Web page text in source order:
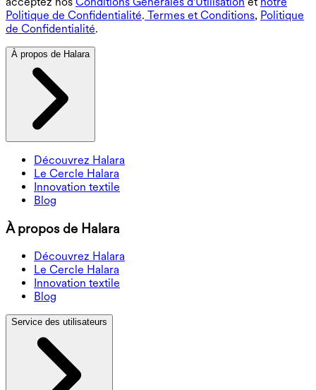
Politique de Confidentialité. Termes et Conditions, Politique
de Confidentialité.
À propos de Halara
Découvrez Halara
Le Cercle Halara
Innovation textile
Blog
À propos de Halara
Découvrez Halara
Le Cercle Halara
Innovation textile
Blog
Service des utilisateurs